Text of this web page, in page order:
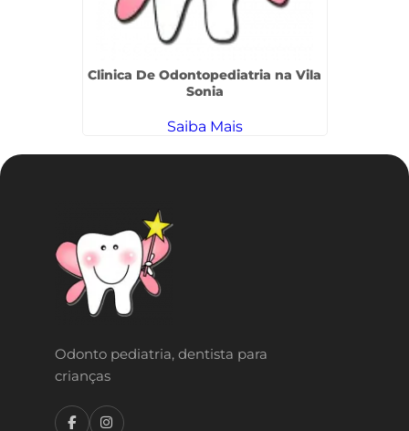
Clinica De Odontopediatria na Vila
Sonia
Saiba Mais
Odonto pediatria, dentista para
crianças